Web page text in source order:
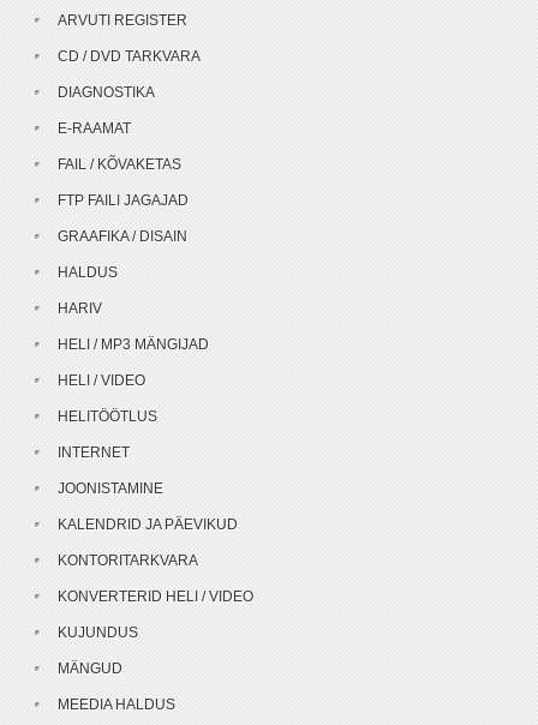
ARVUTI REGISTER
CD / DVD TARKVARA
DIAGNOSTIKA
E-RAAMAT
FAIL / KÕVAKETAS
FTP FAILI JAGAJAD
GRAAFIKA / DISAIN
HALDUS
HARIV
HELI / MP3 MÄNGIJAD
HELI / VIDEO
HELITÖÖTLUS
INTERNET
JOONISTAMINE
KALENDRID JA PÄEVIKUD
KONTORITARKVARA
KONVERTERID HELI / VIDEO
KUJUNDUS
MÄNGUD
MEEDIA HALDUS